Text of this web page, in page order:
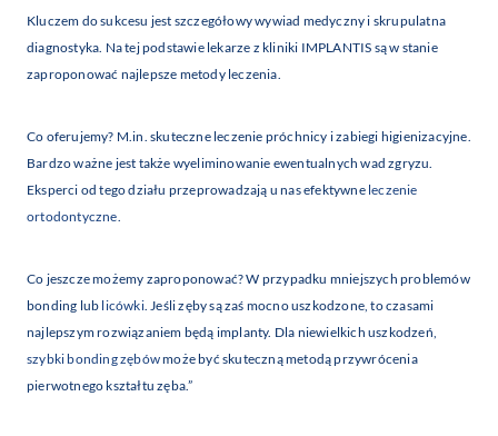
Kluczem do sukcesu jest szczegółowy wywiad medyczny i skrupulatna
diagnostyka. Na tej podstawie lekarze z kliniki IMPLANTIS są w stanie
zaproponować najlepsze metody leczenia.
Co oferujemy? M.in. skuteczne leczenie próchnicy i zabiegi higienizacyjne.
Bardzo ważne jest także wyeliminowanie ewentualnych wad zgryzu.
Eksperci od tego działu przeprowadzają u nas efektywne leczenie
ortodontyczne.
Co jeszcze możemy zaproponować? W przypadku mniejszych problemów
bonding lub licówki. Jeśli zęby są zaś mocno uszkodzone, to czasami
najlepszym rozwiązaniem będą implanty. Dla niewielkich uszkodzeń,
szybki bonding zębówmoże być skuteczną metodą przywrócenia
pierwotnego kształtu zęba.”